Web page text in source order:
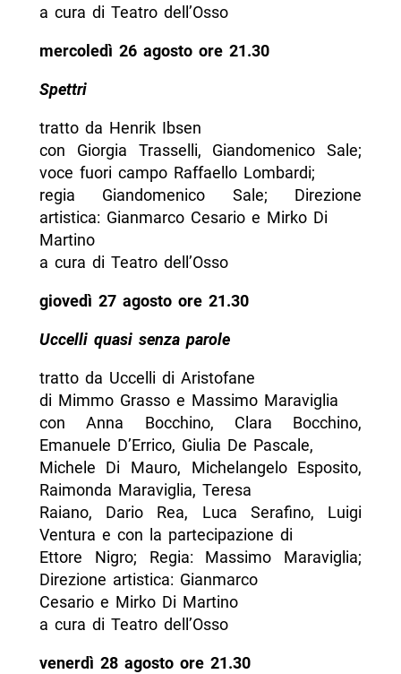
a cura di Teatro dell’Osso
mercoledì 26 agosto ore 21.30
Spettri
tratto da Henrik Ibsen
con Giorgia Trasselli, Giandomenico Sale;
voce fuori campo Raffaello Lombardi;
regia Giandomenico Sale; Direzione
artistica: Gianmarco Cesario e Mirko Di
Martino
a cura di Teatro dell’Osso
giovedì 27 agosto ore 21.30
Uccelli quasi senza parole
tratto da Uccelli di Aristofane
di Mimmo Grasso e Massimo Maraviglia
con Anna Bocchino, Clara Bocchino,
Emanuele D’Errico, Giulia De Pascale,
Michele Di Mauro, Michelangelo Esposito,
Raimonda Maraviglia, Teresa
Raiano, Dario Rea, Luca Serafino, Luigi
Ventura e con la partecipazione di
Ettore Nigro; Regia: Massimo Maraviglia;
Direzione artistica: Gianmarco
Cesario e Mirko Di Martino
a cura di Teatro dell’Osso
venerdì 28 agosto ore 21.30